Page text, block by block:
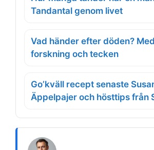
Tandantal genom livet
Vad händer efter döden?
forskning och tecken
Go’kväll recept senaste
Äppelpajer och hösttips från